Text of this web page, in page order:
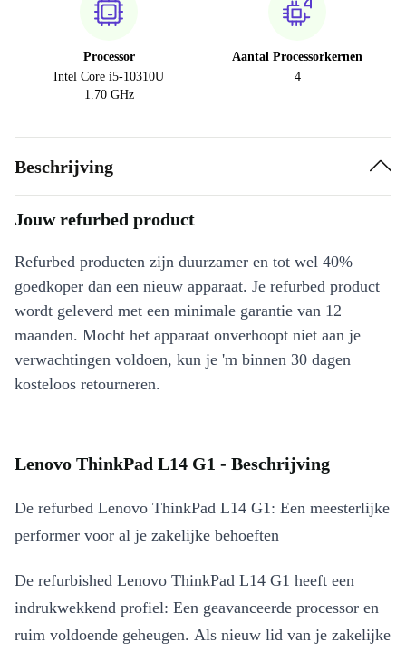
Processor
Intel Core i5-10310U
1.70 GHz
Aantal Processorkernen
4
Beschrijving
Jouw refurbed product
Refurbed producten zijn duurzamer en tot wel 40%
goedkoper dan een nieuw apparaat. Je refurbed product
wordt geleverd met een minimale garantie van 12
maanden. Mocht het apparaat onverhoopt niet aan je
verwachtingen voldoen, kun je 'm binnen 30 dagen
kosteloos retourneren.
Lenovo ThinkPad L14 G1 - Beschrijving
De refurbed Lenovo ThinkPad L14 G1: Een meesterlijke
performer voor al je zakelijke behoeften
De refurbished Lenovo ThinkPad L14 G1 heeft een
indrukwekkend profiel: Een geavanceerde processor en
ruim voldoende geheugen. Als nieuw lid van je zakelijke